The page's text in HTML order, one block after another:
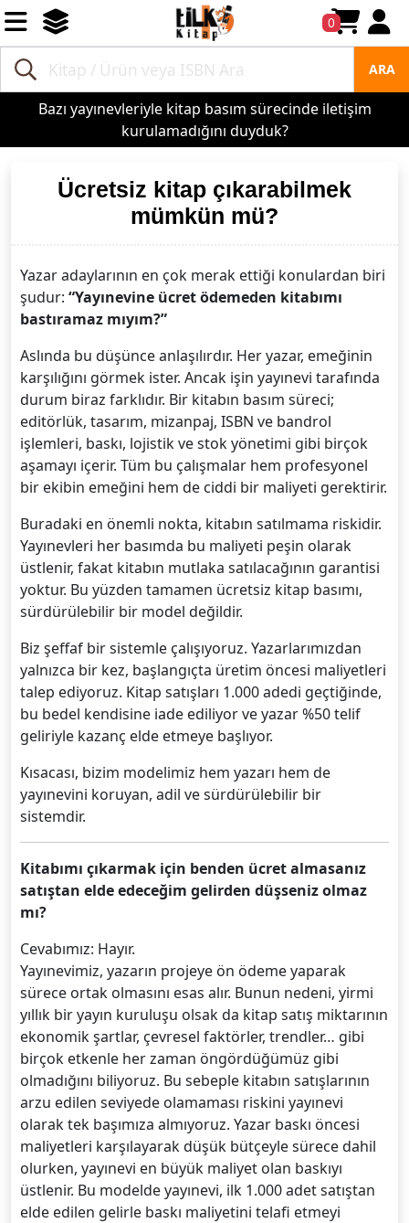
0
ARA
Bazı yayınevleriyle kitap basım sürecinde iletişim
kurulamadığını duyduk?
Ücretsiz kitap çıkarabilmek
mümkün mü?
Yazar adaylarının en çok merak ettiği konulardan biri
şudur: “Yayınevine ücret ödemeden kitabımı
bastıramaz mıyım?”
Aslında bu düşünce anlaşılırdır. Her yazar, emeğinin
karşılığını görmek ister. Ancak işin yayınevi tarafında
durum biraz farklıdır. Bir kitabın basım süreci;
editörlük, tasarım, mizanpaj, ISBN ve bandrol
işlemleri, baskı, lojistik ve stok yönetimi gibi birçok
aşamayı içerir. Tüm bu çalışmalar hem profesyonel
bir ekibin emeğini hem de ciddi bir maliyeti gerektirir.
Buradaki en önemli nokta, kitabın satılmama riskidir.
Yayınevleri her basımda bu maliyeti peşin olarak
üstlenir, fakat kitabın mutlaka satılacağının garantisi
yoktur. Bu yüzden tamamen ücretsiz kitap basımı,
sürdürülebilir bir model değildir.
Biz şeffaf bir sistemle çalışıyoruz. Yazarlarımızdan
yalnızca bir kez, başlangıçta üretim öncesi maliyetleri
talep ediyoruz. Kitap satışları 1.000 adedi geçtiğinde,
bu bedel kendisine iade ediliyor ve yazar %50 telif
geliriyle kazanç elde etmeye başlıyor.
Kısacası, bizim modelimiz hem yazarı hem de
yayınevini koruyan, adil ve sürdürülebilir bir
sistemdir.
Kitabımı çıkarmak için benden ücret almasanız
satıştan elde edeceğim gelirden düşseniz olmaz
mı?
Cevabımız: Hayır.
Yayınevimiz, yazarın projeye ön ödeme yaparak
sürece ortak olmasını esas alır. Bunun nedeni, yirmi
yıllık bir yayın kuruluşu olsak da kitap satış miktarının
ekonomik şartlar, çevresel faktörler, trendler… gibi
birçok etkenle her zaman öngördüğümüz gibi
olmadığını biliyoruz. Bu sebeple kitabın satışlarının
arzu edilen seviyede olamaması riskini yayınevi
olarak tek başımıza almıyoruz. Yazar baskı öncesi
maliyetleri karşılayarak düşük bütçeyle sürece dahil
olurken, yayınevi en büyük maliyet olan baskıyı
üstlenir. Bu modelde yayınevi, ilk 1.000 adet satıştan
elde edilen gelirle baskı maliyetini telafi etmeyi